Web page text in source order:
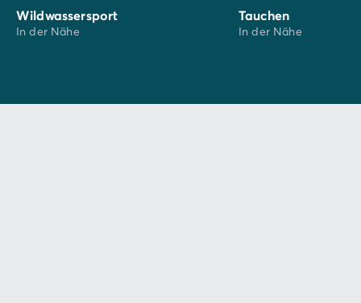
Wildwassersport
In der Nähe
Tauchen
In der Nähe